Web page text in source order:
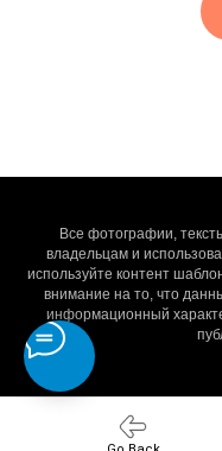
Все фотографии,
владельцам и
используйте контент
внимание на то, что
информационный